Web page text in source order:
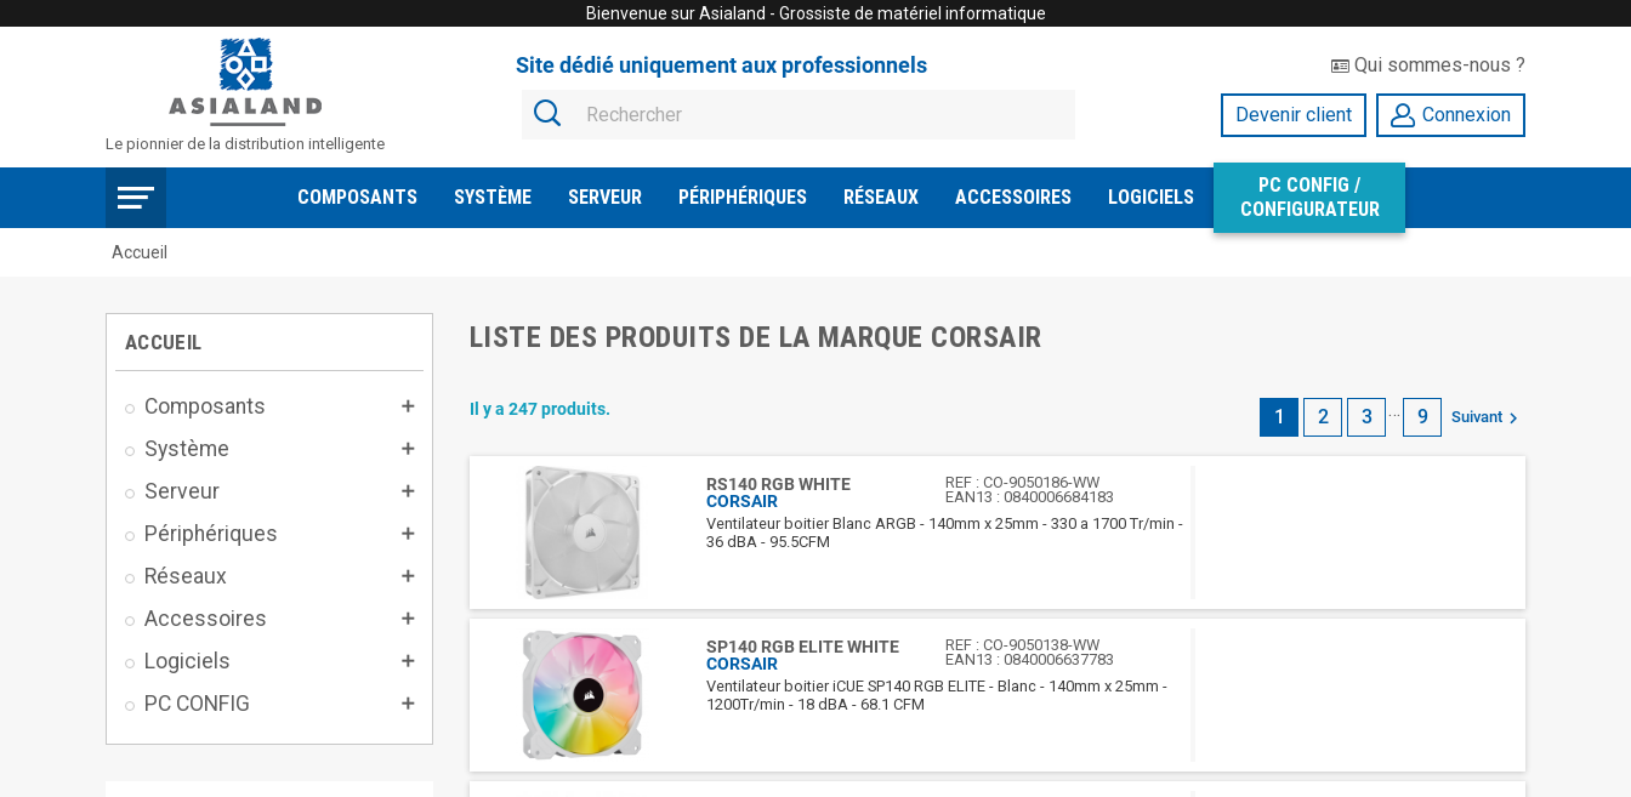
Bienvenue sur Asialand - Grossiste de matériel informatique
Le pionnier de la distribution intelligente
Site dédié uniquement aux professionnels Qui sommes-nous ?
Devenir client Connexion
COMPOSANTS SYSTÈME SERVEUR PÉRIPHÉRIQUES RÉSEAUX ACCESSOIRES LOGICIELS
PC CONFIG /
CONFIGURATEUR
Accueil
ACCUEIL
Composants 
Système 
Serveur 
Périphériques 
Réseaux 
Accessoires 
Logiciels 
PC CONFIG 
LISTE DES PRODUITS DE LA MARQUE CORSAIR
Il y a 247 produits. 1 2 3 … 9 Suivant 
RS140 RGB WHITE
CORSAIR
REF :CO-9050186-WW
EAN13 :0840006684183
Ventilateur boitier Blanc ARGB - 140mm x 25mm - 330 a 1700 Tr/min -
36 dBA - 95.5CFM
SP140 RGB ELITE WHITE
CORSAIR
REF :CO-9050138-WW
EAN13 :0840006637783
Ventilateur boitier iCUE SP140 RGB ELITE - Blanc - 140mm x 25mm -
1200Tr/min - 18 dBA - 68.1 CFM